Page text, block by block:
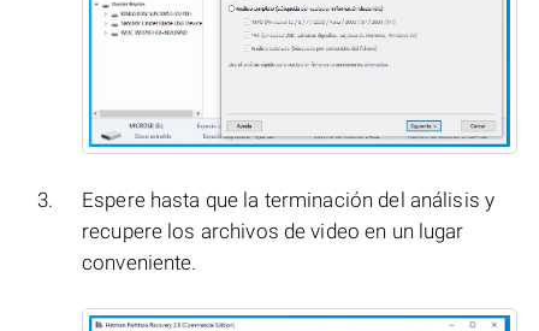
Espere hasta que la terminación del análisis y
recupere los archivos de video en un lugar
conveniente.